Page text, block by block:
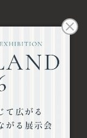
6F